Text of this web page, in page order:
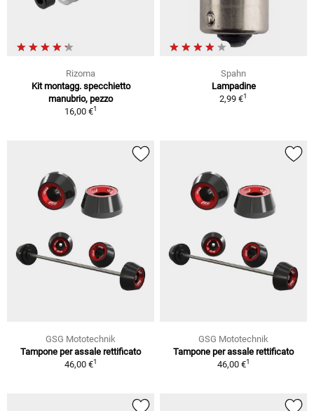
Rizoma
Kit montagg. specchietto
manubrio, pezzo
16,00 €1
Spahn
Lampadine
2,99 €1
GSG Mototechnik
Tampone per assale rettificato
46,00 €1
GSG Mototechnik
Tampone per assale rettificato
46,00 €1